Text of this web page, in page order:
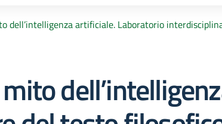
dell’intelligenza artificiale. Laboratorio